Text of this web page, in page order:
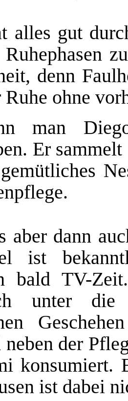
alles gut
denn
Ruhe ohne
man
Er
aber dann
ist
bald TV-
unter
neben der
konsumiert.
ist dabei